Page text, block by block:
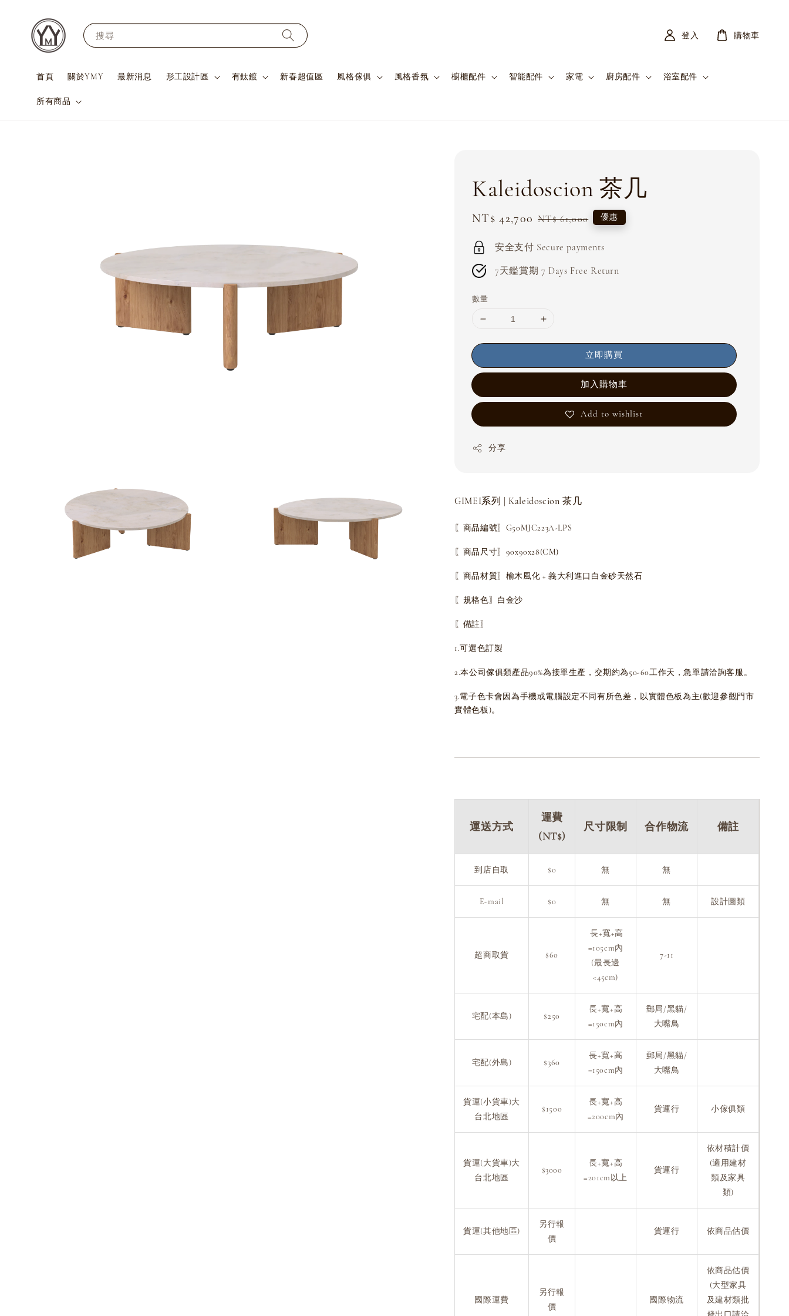
搜尋
首頁 關於YMY 最新消息 形工設計區 有鈦鍍 新春超值區 風格傢俱 風格香氛 櫥櫃配件 智能配件 家電 廚房配件 浴室配件
所有商品
登入 購物車
Kaleidoscion 茶几
Sale
NT$ 42,700 Regular
NT$ 61,000 優惠
安全支付 Secure payments
7天鑑賞期 7 Days Free Return
數量
立即購買
加入購物車
Add to wishlist
分享
GIMEI系列 | Kaleidoscion 茶几
〖商品編號〗G50MJC223A-LPS
〖商品尺寸〗90x90x28(CM)
〖商品材質〗榆木風化 + 義大利進口白金砂天然石
〖規格色〗白金沙
〖備註〗
1.可選色訂製
2.本公司傢俱類產品90%為接單生產，交期約為50-60工作天，急單請洽詢客服。
3.電子色卡會因為手機或電腦設定不同有所色差，以實體色板為主(歡迎參觀門市
實體色板)。
運送方式
運費
(NT$)
尺寸限制 合作物流 備註
到店自取 $0 無 無
E-mail $0 無 無 設計圖類
超商取貨 $60
長+寬+高
=105cm內
(最長邊
<45cm)
7-11
宅配(本島) $250
長+寬+高
=150cm內
郵局/黑貓/
大嘴鳥
宅配(外島) $360
長+寬+高
=150cm內
郵局/黑貓/
大嘴鳥
貨運(小貨車)大
台北地區
$1500
長+寬+高
=200cm內
貨運行 小傢俱類
貨運(大貨車)大
台北地區
$3000
長+寬+高
=201cm以上
貨運行
依材積計價
(適用建材
類及家具
類)
貨運(其他地區)
另行報
價
貨運行 依商品估價
國際運費
另行報
價
國際物流
依商品估價
(大型家具
及建材類批